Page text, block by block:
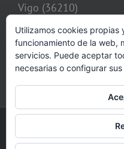
Vigo (36210)
Tlf: 986 128 621
©2013 Despacho CALVO
Utilizamos cookies
funcionamiento de la web,
servicios. Puede aceptar
necesarias o configurar